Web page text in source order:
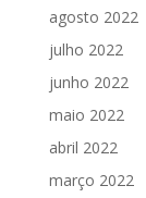
agosto 2022
julho 2022
junho 2022
maio 2022
abril 2022
março 2022